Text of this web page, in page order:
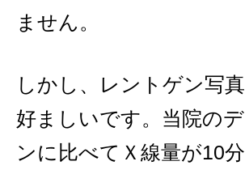
ません。
しかし、レントゲン写
好ましいです。当院の
ンに比べてＸ線量が10